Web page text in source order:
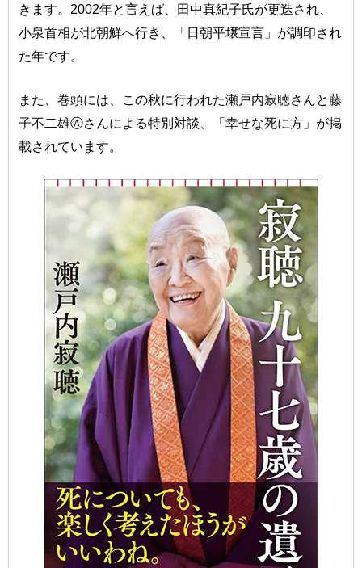
きます。2002年と言えば、田中真紀子氏が更迭され、
小泉首相が北朝鮮へ行き、「日朝平壌宣言」が調印され
た年です。
また、巻頭には、この秋に行われた瀬戸内寂聴さんと藤
子不二雄Ⓐさんによる特別対談、「幸せな死に方」が掲
載されています。